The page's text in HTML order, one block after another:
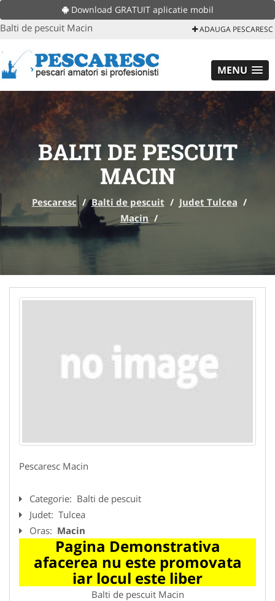
Download GRATUIT aplicatie mobil
Balti de pescuit Macin ADAUGA PESCARESC
MENU
BALTI DE PESCUIT
MACIN
Pescaresc / Balti de pescuit / Judet Tulcea /
Macin /
Pescaresc Macin
Categorie: Balti de pescuit
Judet: Tulcea
Oras: Macin
Pagina Demonstrativa
afacerea nu este promovata
iar locul este liber
Balti de pescuit Macin